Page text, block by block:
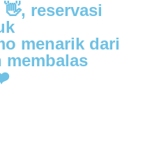
reservasi
menarik dari
membalas